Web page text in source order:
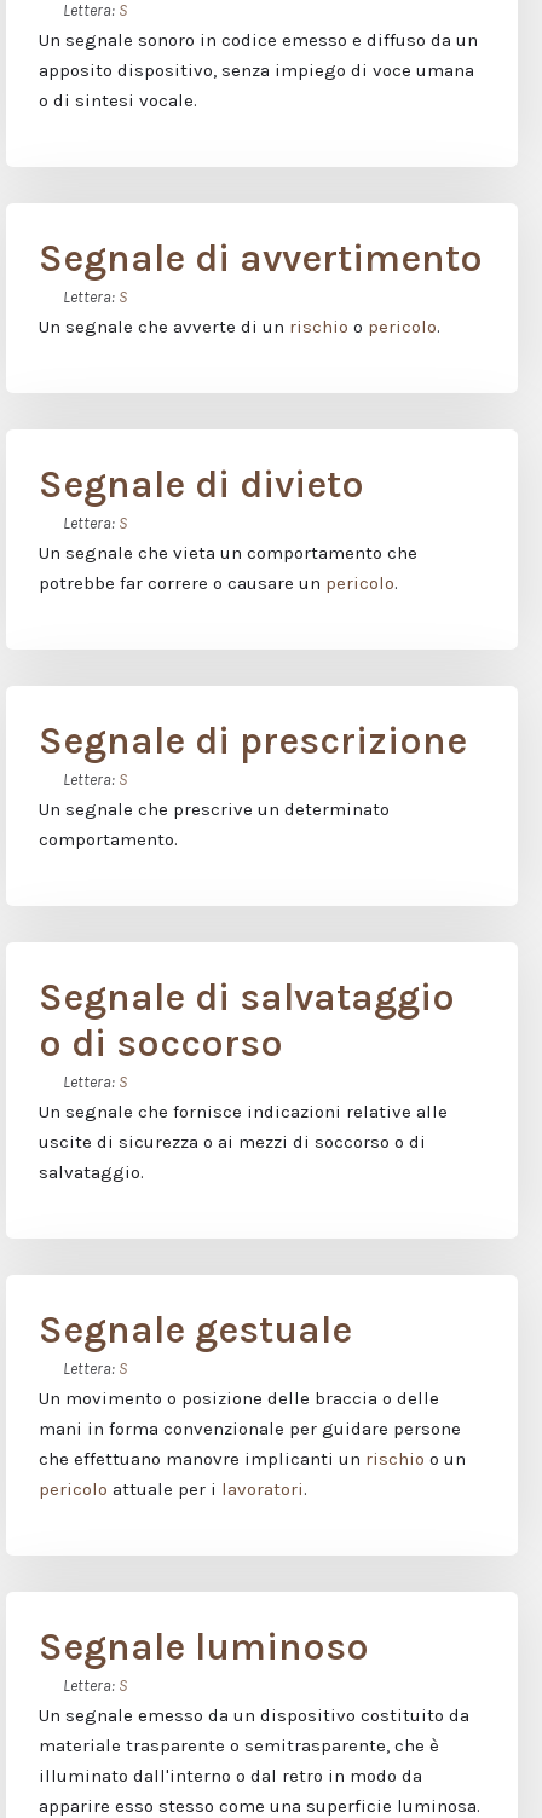
Lettera: S
Un segnale sonoro in codice emesso e diffuso da un
apposito dispositivo, senza impiego di voce umana
o di sintesi vocale.
Segnale di avvertimento
Lettera: S
Un segnale che avverte di un rischio o pericolo.
Segnale di divieto
Lettera: S
Un segnale che vieta un comportamento che
potrebbe far correre o causare un pericolo.
Segnale di prescrizione
Lettera: S
Un segnale che prescrive un determinato
comportamento.
Segnale di salvataggio
o di soccorso
Lettera: S
Un segnale che fornisce indicazioni relative alle
uscite di sicurezza o ai mezzi di soccorso o di
salvataggio.
Segnale gestuale
Lettera: S
Un movimento o posizione delle braccia o delle
mani in forma convenzionale per guidare persone
che effettuano manovre implicanti un rischio o un
pericolo attuale per i lavoratori.
Segnale luminoso
Lettera: S
Un segnale emesso da un dispositivo costituito da
materiale trasparente o semitrasparente, che è
illuminato dall'interno o dal retro in modo da
apparire esso stesso come una superficie luminosa.